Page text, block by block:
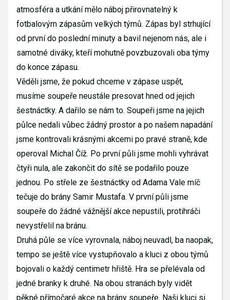
atmosféra a utkání mělo náboj přirovnatelný k
fotbalovým zápasům velkých týmů. Zápas byl strhující
od první do poslední minuty a bavil nejenom nás, ale i
samotné diváky, kteří mohutně povzbuzovali oba týmy
do konce zápasu.
Věděli jsme, že pokud chceme v zápase uspět,
musíme soupeře neustále presovat hned od jejich
šestnáctky. A dařilo se nám to. Soupeři jsme na jejich
půlce nedali vůbec žádný prostor a po našem napadání
jsme kontrovali krásnými akcemi po pravé straně, kde
operoval Michal Číž. Po první půli jsme mohli vyhrávat
čtyři nula, ale zakončit do sítě se podařilo pouze
jednou. Po střele ze šestnáctky od Adama Vale míč
tečuje do brány Samir Mustafa. V první půli jsme
soupeře do žádné vážnější akce nepustili, protihráči
nevystřelil na bránu.
Druhá půle se více vyrovnala, náboj neuvadl, ba naopak,
tempo se ještě více vystupňovalo a kluci z obou týmů
bojovali o každý centimetr hřiště. Hra se přelévala od
jedné branky k druhé. Na obou stranách byly vidět
pěkné přímočaré akce na brány soupeře. Naši kluci si